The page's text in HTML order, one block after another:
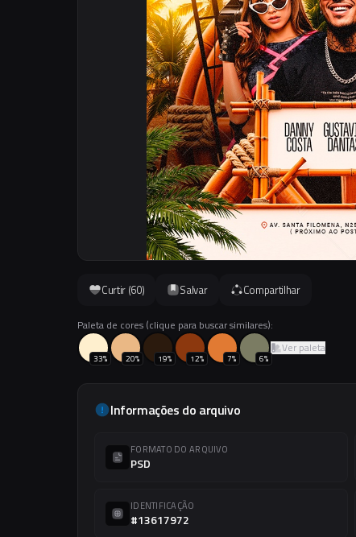
Curtir (60) Salvar Compartilhar
Paleta de cores (clique para buscar similares):
33% 20% 19% 12% 7% 6%
Ver paleta
Informações do arquivo
FORMATO DO ARQUIVO
PSD
IDENTIFICAÇÃO
#13617972